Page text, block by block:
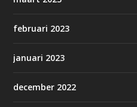
februari 2023
januari 2023
december 2022